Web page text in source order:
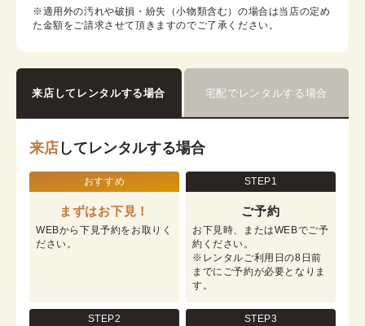
返却締め切り時間：18:00
※適用外の汚れや破損・紛失（小物類含む）の場合は当店の定め
た金額をご請求させて頂きますのでご了承ください。
来店してレンタルする場合 宅配でレンタルする場合
来店 してレンタルする場合
おすすめ
まずはお下見！
WEBから下見予約をお取りく
ださい。
STEP1
ご予約
お下見時、またはWEBでご予
約ください。
※レンタルご利用日の8日前
までにご予約が必要となりま
す。
STEP2 STEP3